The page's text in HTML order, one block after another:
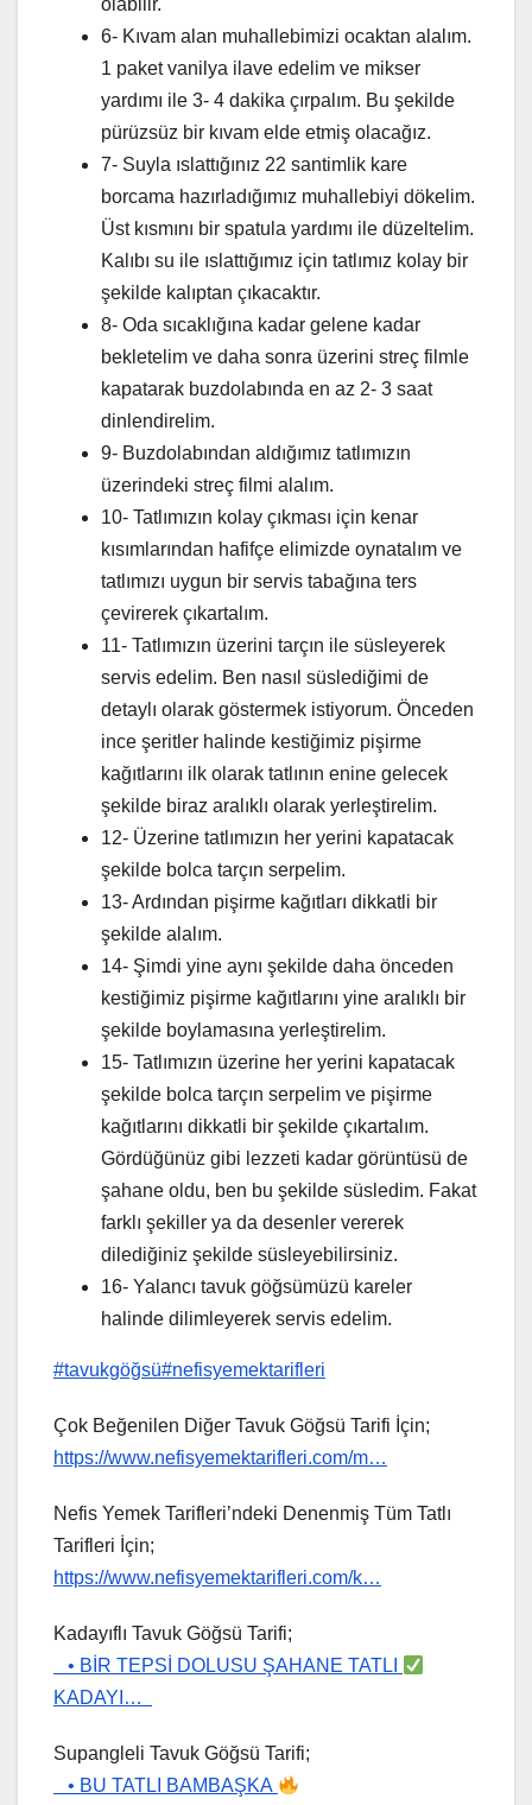
olabilir.
6- Kıvam alan muhallebimizi ocaktan alalım.
1 paket vanilya ilave edelim ve mikser
yardımı ile 3- 4 dakika çırpalım. Bu şekilde
pürüzsüz bir kıvam elde etmiş olacağız.
7- Suyla ıslattığınız 22 santimlik kare
borcama hazırladığımız muhallebiyi dökelim.
Üst kısmını bir spatula yardımı ile düzeltelim.
Kalıbı su ile ıslattığımız için tatlımız kolay bir
şekilde kalıptan çıkacaktır.
8- Oda sıcaklığına kadar gelene kadar
bekletelim ve daha sonra üzerini streç filmle
kapatarak buzdolabında en az 2- 3 saat
dinlendirelim.
9- Buzdolabından aldığımız tatlımızın
üzerindeki streç filmi alalım.
10- Tatlımızın kolay çıkması için kenar
kısımlarından hafifçe elimizde oynatalım ve
tatlımızı uygun bir servis tabağına ters
çevirerek çıkartalım.
11- Tatlımızın üzerini tarçın ile süsleyerek
servis edelim. Ben nasıl süslediğimi de
detaylı olarak göstermek istiyorum. Önceden
ince şeritler halinde kestiğimiz pişirme
kağıtlarını ilk olarak tatlının enine gelecek
şekilde biraz aralıklı olarak yerleştirelim.
12- Üzerine tatlımızın her yerini kapatacak
şekilde bolca tarçın serpelim.
13- Ardından pişirme kağıtları dikkatli bir
şekilde alalım.
14- Şimdi yine aynı şekilde daha önceden
kestiğimiz pişirme kağıtlarını yine aralıklı bir
şekilde boylamasına yerleştirelim.
15- Tatlımızın üzerine her yerini kapatacak
şekilde bolca tarçın serpelim ve pişirme
kağıtlarını dikkatli bir şekilde çıkartalım.
Gördüğünüz gibi lezzeti kadar görüntüsü de
şahane oldu, ben bu şekilde süsledim. Fakat
farklı şekiller ya da desenler vererek
dilediğiniz şekilde süsleyebilirsiniz.
16- Yalancı tavuk göğsümüzü kareler
halinde dilimleyerek servis edelim.
#tavukgöğsü#nefisyemektarifleri
Çok Beğenilen Diğer Tavuk Göğsü Tarifi İçin;
https://www.nefisyemektarifleri.com/m…
Nefis Yemek Tarifleri’ndeki Denenmiş Tüm Tatlı
Tarifleri İçin;
https://www.nefisyemektarifleri.com/k…
Kadayıflı Tavuk Göğsü Tarifi;
• BİR TEPSİ DOLUSU ŞAHANE TATLI
KADAYI…
Supangleli Tavuk Göğsü Tarifi;
• BU TATLI BAMBAŞKA